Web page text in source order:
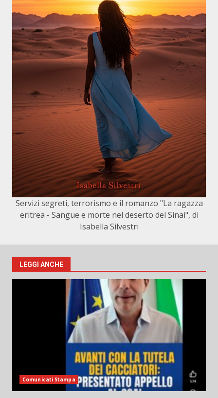
Servizi segreti, terrorismo e il romanzo "La ragazza
eritrea - Sangue e morte nel deserto del Sinai", di
Isabella Silvestri
LEGGI ANCHE
Comunicati Stampa